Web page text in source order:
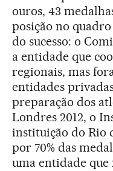
ouros, 43
posição no
do sucesso: o
a entidade que
regionais, mas
entidades
preparação dos
Londres 2012, o
instituição do Rio
por 70% das
uma entidade que